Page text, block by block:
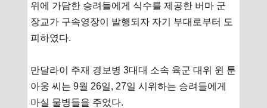
위에 가담한 승려들에게 식수를 제공한 버마 군
장교가 구속영장이 발행되자 자기 부대로부터 도
피하였다.
만달라이 주재 경보병 3대대 소속 육군 대위 윈 툰
아웅 씨는 9월 26일, 27일 시위하는 승려들에게
마실 물병들을 주었다.